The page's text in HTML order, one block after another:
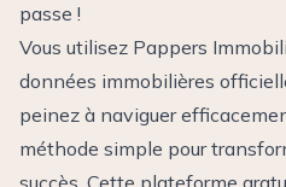
passe !
Vous utilisez Pappers
données immobilières
peinez à naviguer
méthode simple pour
succès. Cette plateforme